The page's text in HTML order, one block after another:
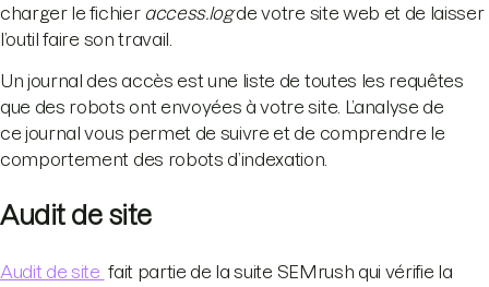
charger le fichier access.logde votre site web et de laisser
l’outil faire son travail.
Un journal des accès est une liste de toutes les requêtes
que des robots ont envoyées à votre site. L’analyse de
ce journal vous permet de suivre et de comprendre le
comportement des robots d’indexation.
Audit de site
Audit de site fait partie de la suite SEMrush qui vérifie la